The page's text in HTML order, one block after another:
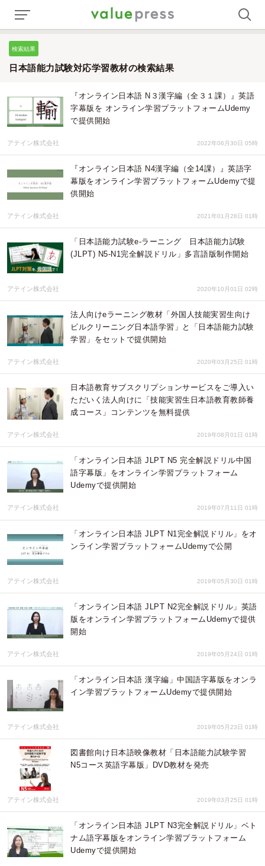
検索結果
日本語能力試験対応学習教材の検索結果
『オンライン日本語 N３漢字編（全３１課）』英語
字幕版を オンライン学習プラットフォームUdemy
で提供開始
アテイン株式会社 2022年06月30日 05時
『オンライン日本語 N4漢字編（全14課）』英語字
幕版をオンライン学習プラットフォームUdemyで提
供開始
アテイン株式会社 2021年01月28日 01時
「日本語能力試験e-ラーニング 日本語能力試験
(JLPT) N5-N1完全解説ドリル」多言語版制作開始
アテイン株式会社 2020年10月01日 02時
法人向けeラーニング教材「外国人技能実習生向け
ビルクリーニング日本語学習」と「日本語能力試験
学習」をセットで提供開始
アテイン株式会社 2020年03月25日 01時
日本語教育サブスクリプションサービスをご導入い
ただいく法人向けに「技能実習生日本語教育教師養
成コース」コンテンツを無料提供
アテイン株式会社 2019年08月01日 01時
「オンライン日本語 JLPT N5 完全解説ドリル中国
語字幕版」をオンライン学習プラットフォーム
Udemyで提供開始
アテイン株式会社 2019年07月11日 01時
「オンライン日本語 JLPT N1完全解説ドリル」をオ
ンライン学習プラットフォームUdemyで公開
アテイン株式会社 2019年05月30日 01時
「オンライン日本語 JLPT N2完全解説ドリル」英語
版をオンライン学習プラットフォームUdemyで提供
開始
アテイン株式会社 2019年05月24日 01時
「オンライン日本語 漢字編」中国語字幕版をオンラ
イン学習プラットフォームUdemyで提供開始
アテイン株式会社 2019年05月23日 01時
図書館向け日本語映像教材「日本語能力試験学習
N5コース英語字幕版」DVD教材を発売
アテイン株式会社 2019年03月25日 01時
「オンライン日本語 JLPT N3完全解説ドリル」ベト
ナム語字幕版をオンライン学習プラットフォーム
Udemyで提供開始